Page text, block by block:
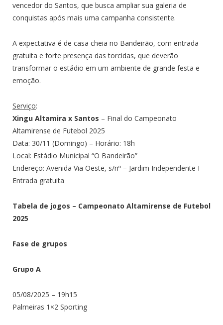
vencedor do Santos, que busca ampliar sua galeria de
conquistas após mais uma campanha consistente.
A expectativa é de casa cheia no Bandeirão, com entrada
gratuita e forte presença das torcidas, que deverão
transformar o estádio em um ambiente de grande festa e
emoção.
Serviço:
Xingu Altamira x Santos – Final do Campeonato
Altamirense de Futebol 2025
Data: 30/11 (Domingo) – Horário: 18h
Local: Estádio Municipal “O Bandeirão”
Endereço: Avenida Via Oeste, s/nº – Jardim Independente I
Entrada gratuita
Tabela de jogos – Campeonato Altamirense de Futebol
2025
Fase de grupos
Grupo A
05/08/2025 – 19h15
Palmeiras 1×2 Sporting